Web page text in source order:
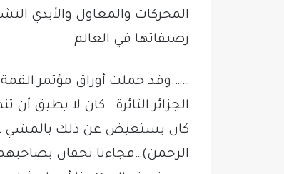
المحركات والمعاول والأيدي
رصيفاتها في العالم
الجزائر الثائرة …كان لا يطيق
كان يستعيض عن ذلك بالمشي علي
الرحمن)…فجاءتا تخفان